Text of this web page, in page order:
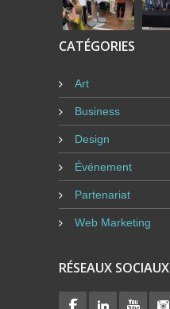
CATÉGORIES
Art
Business
Design
Événement
Partenariat
Web Marketing
RÉSEAUX SOCIAUX